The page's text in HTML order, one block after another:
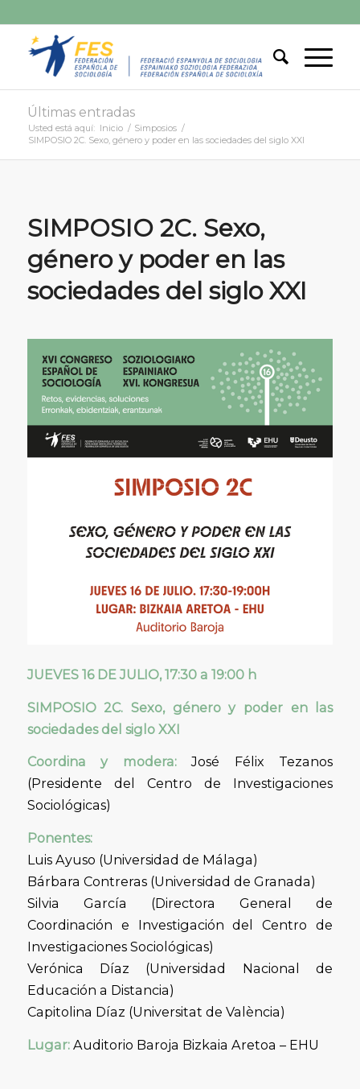
Últimas entradas
Usted está aquí: Inicio / Simposios /
SIMPOSIO 2C. Sexo, género y poder en las sociedades del siglo XXI
SIMPOSIO 2C. Sexo,
género y poder en las
sociedades del siglo XXI
JUEVES 16 DE JULIO, 17:30 a 19:00 h
SIMPOSIO 2C. Sexo, género y poder en las
sociedades del siglo XXI
Coordina y modera:José Félix Tezanos
(Presidente del Centro de Investigaciones
Sociológicas)
Ponentes:
Luis Ayuso (Universidad de Málaga)
Bárbara Contreras (Universidad de Granada)
Silvia García (Directora General de
Coordinación e Investigación del Centro de
Investigaciones Sociológicas)
Verónica Díaz (Universidad Nacional de
Educación a Distancia)
Capitolina Díaz (Universitat de València)
Lugar:Auditorio Baroja Bizkaia Aretoa – EHU